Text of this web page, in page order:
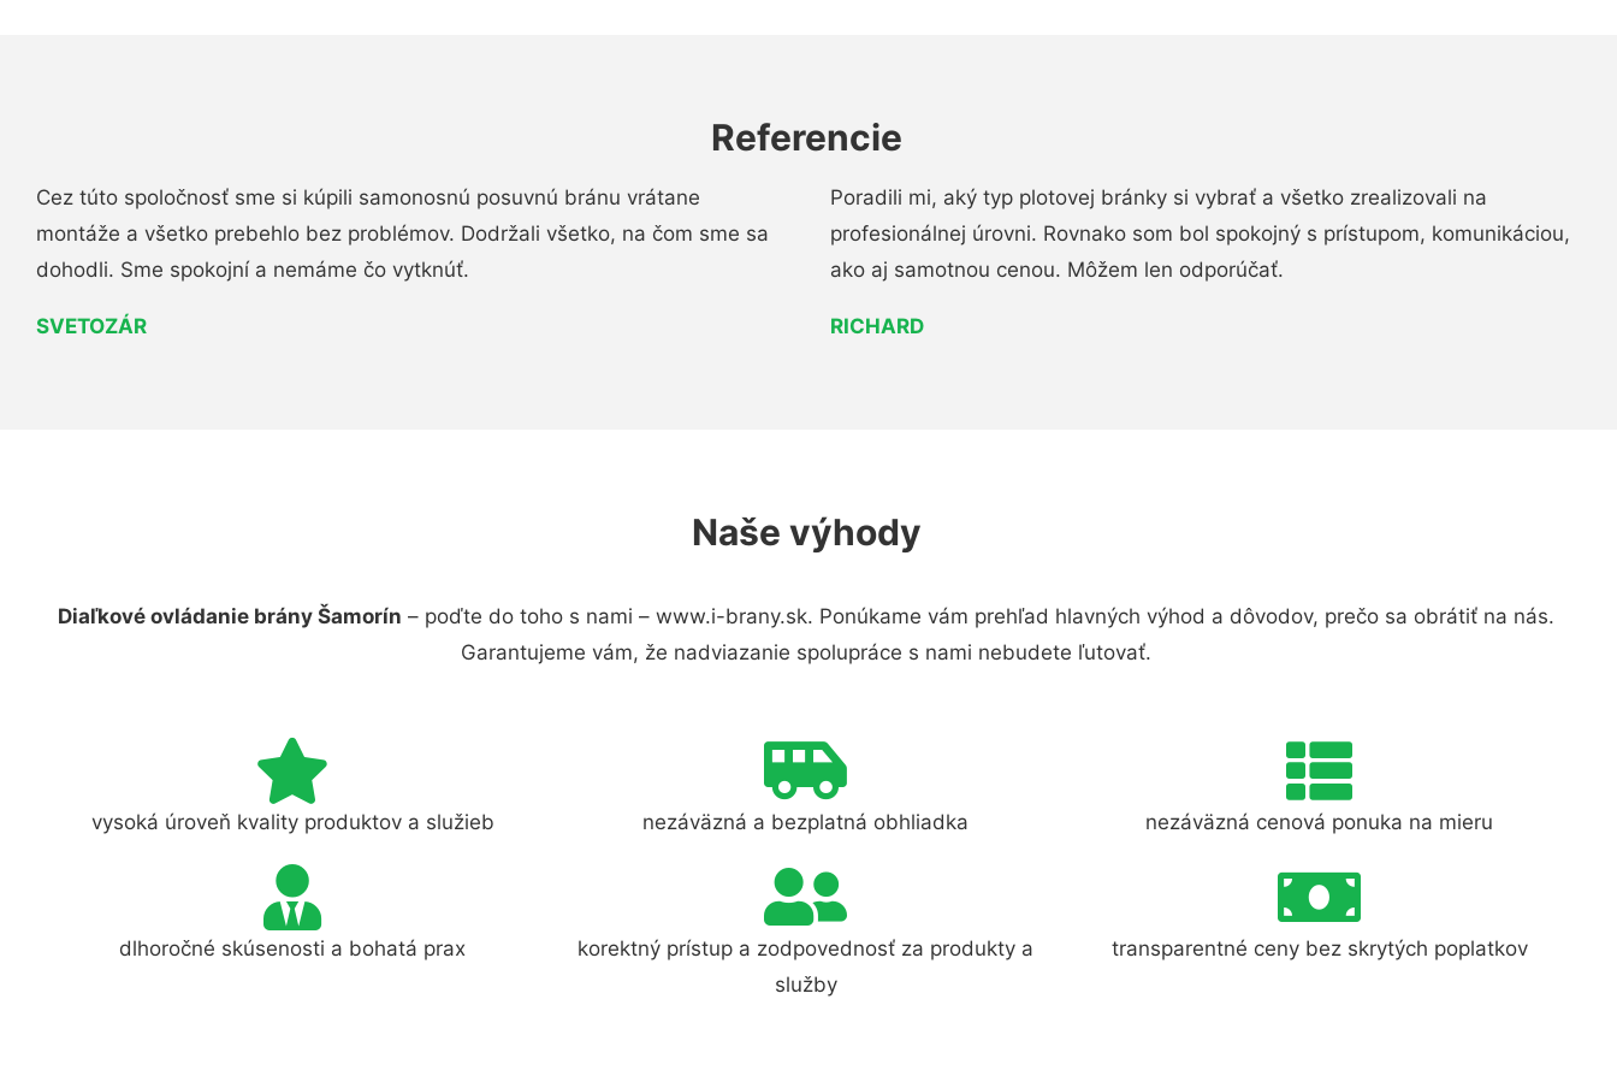
Referencie
Cez túto spoločnosť sme si kúpili samonosnú posuvnú bránu vrátane
montáže a všetko prebehlo bez problémov. Dodržali všetko, na čom sme sa
dohodli. Sme spokojní a nemáme čo vytknúť.
SVETOZÁR
Poradili mi, aký typ plotovej bránky si vybrať a všetko zrealizovali na
profesionálnej úrovni. Rovnako som bol spokojný s prístupom, komunikáciou,
ako aj samotnou cenou. Môžem len odporúčať.
RICHARD
Naše výhody
Diaľkové ovládanie brány Šamorín – poďte do toho s nami – www.i-brany.sk. Ponúkame vám prehľad hlavných výhod a dôvodov, prečo sa obrátiť na nás.
Garantujeme vám, že nadviazanie spolupráce s nami nebudete ľutovať.
vysoká úroveň kvality produktov a služieb nezáväzná a bezplatná obhliadka nezáväzná cenová ponuka na mieru
dlhoročné skúsenosti a bohatá prax
korektný prístup a zodpovednosť za produkty a
služby
transparentné ceny bez skrytých poplatkov